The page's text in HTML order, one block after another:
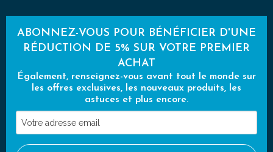
ABONNEZ-VOUS POUR BÉNÉFICIER D'UNE
RÉDUCTION DE 5% SUR VOTRE PREMIER
ACHAT
Également, renseignez-vous avant tout le monde sur
les offres exclusives, les nouveaux produits, les
astuces et plus encore.
Votre
adresse
email